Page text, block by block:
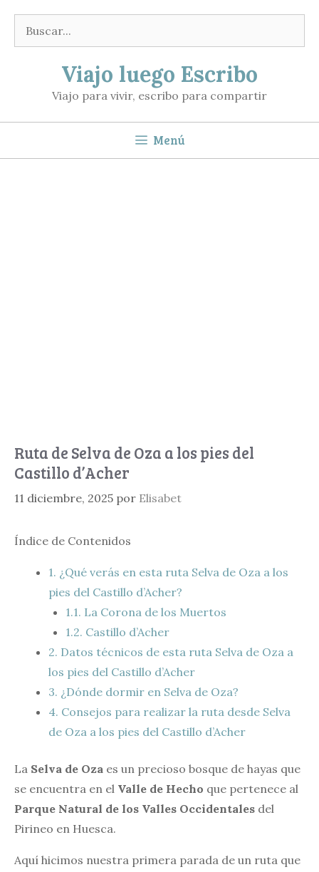
contenido
Buscar:
Viajo luego Escribo
Viajo para vivir, escribo para compartir
Menú
Ruta de Selva de Oza a los pies del
Castillo d’Acher
11 diciembre, 2025 por Elisabet
Índice de Contenidos
1. ¿Qué verás en esta ruta Selva de Oza a los
pies del Castillo d’Acher?
1.1. La Corona de los Muertos
1.2. Castillo d’Acher
2. Datos técnicos de esta ruta Selva de Oza a
los pies del Castillo d’Acher
3. ¿Dónde dormir en Selva de Oza?
4. Consejos para realizar la ruta desde Selva
de Oza a los pies del Castillo d’Acher
La Selva de Oza es un precioso bosque de hayas que
se encuentra en el Valle de Hecho que pertenece al
Parque Natural de los Valles Occidentales del
Pirineo en Huesca.
Aquí hicimos nuestra primera parada de un ruta que